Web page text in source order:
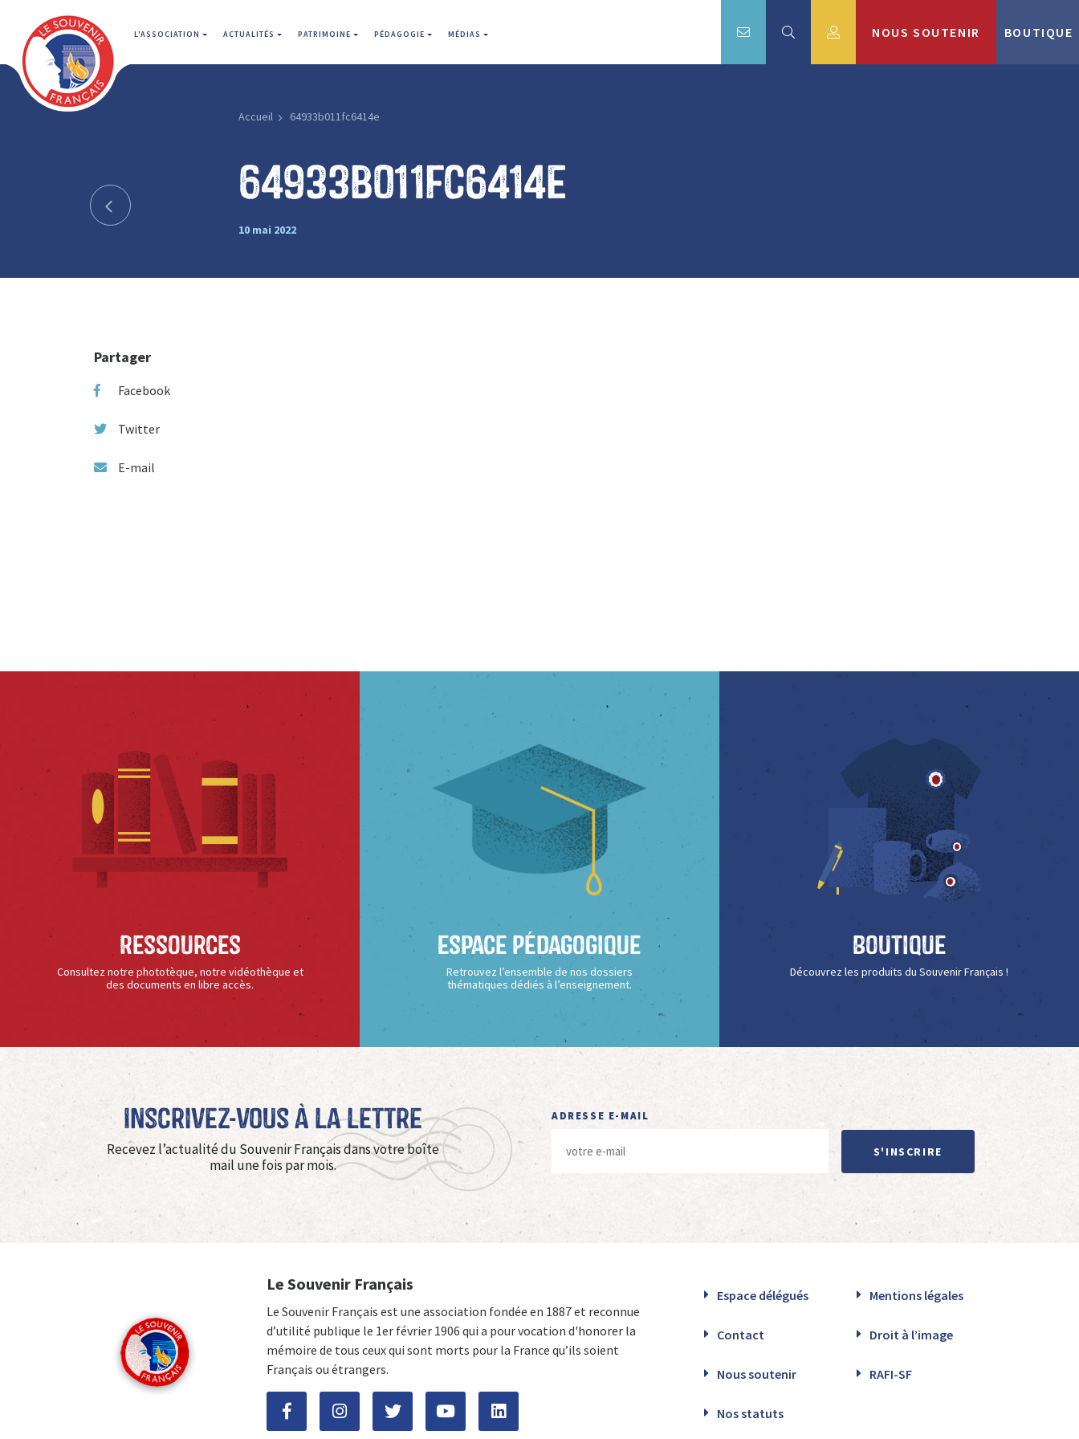
L'ASSOCIATION ACTUALITÉS PATRIMOINE PÉDAGOGIE MÉDIAS NOUS SOUTENIR BOUTIQUE
Accueil 64933b011fc6414e
64933b011fc6414e
10 mai 2022
Partager
Facebook
Twitter
E-mail
Ressources
Consultez notre phototèque, notre vidéothèque et
des documents en libre accès.
Espace Pédagogique
Retrouvez l’ensemble de nos dossiers
thématiques dédiés à l’enseignement.
Boutique
Découvrez les produits du Souvenir Français !
Inscrivez-vous à La Lettre
Recevez l’actualité du Souvenir Français dans votre boîte
mail une fois par mois.
ADRESSE E-MAIL
S'INSCRIRE
Le Souvenir Français
Le Souvenir Français est une association fondée en 1887 et reconnue
d’utilité publique le 1er février 1906 qui a pour vocation d'honorer la
mémoire de tous ceux qui sont morts pour la France qu’ils soient
Français ou étrangers.
Espace délégués Mentions légales
Contact Droit à l’image
Nous soutenir RAFI-SF
Nos statuts